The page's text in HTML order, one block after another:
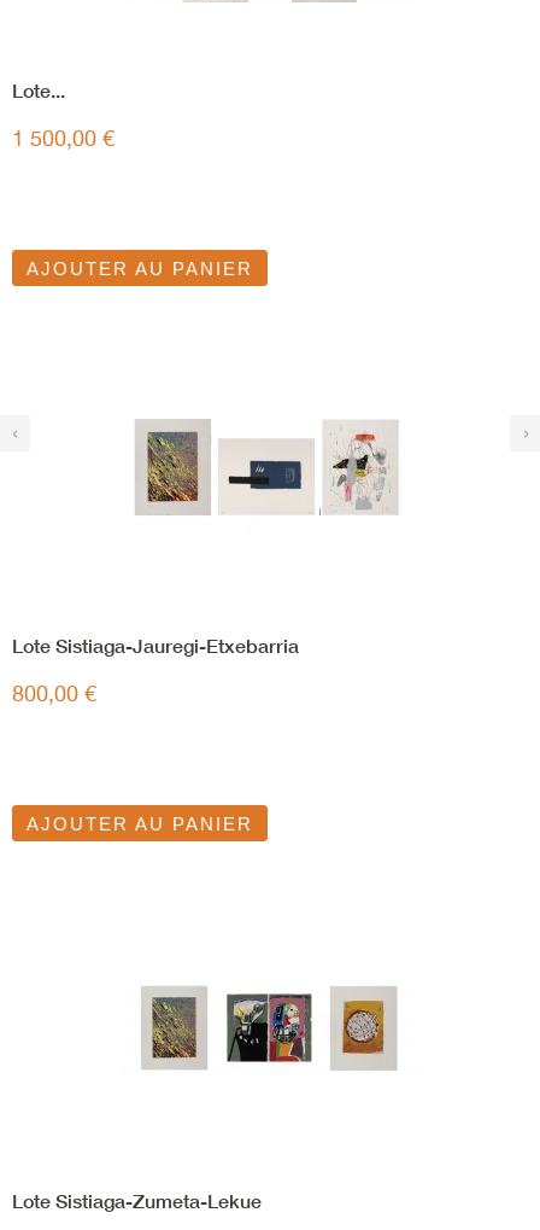
‹ ›
Lote...
1 500,00 €
AJOUTER AU PANIER
Lote Sistiaga-Jauregi-Etxebarria
800,00 €
AJOUTER AU PANIER
Lote Sistiaga-Zumeta-Lekue